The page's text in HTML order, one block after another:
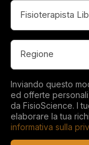
Professione
Regione
Inviando questo
ed offerte
da FisioScience. I
elaborare la tua
informativa sulla